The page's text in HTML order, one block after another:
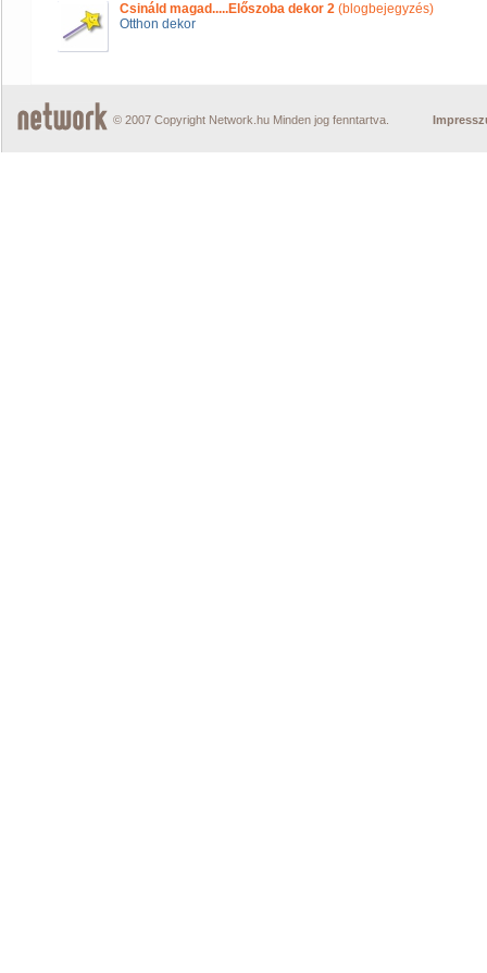
Csináld magad.....Előszoba dekor 2 (blogbejegyzés)
Otthon dekor
© 2007 Copyright Network.hu Minden jog fenntartva.